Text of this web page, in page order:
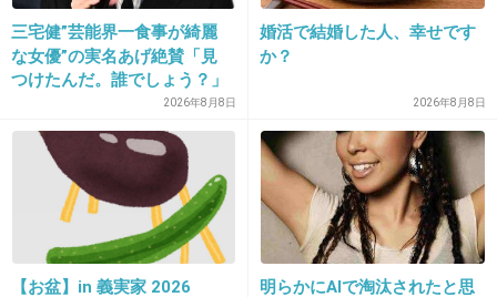
関東在住なんだけど、大阪に行くと何故かよく道聞かれる
「〇〇(聞いたことない地名)はどこですか」って時は流石に
何もできなかった
-0
2026/06/03(水) 19:19:56
出張先でよく道を聞かれるよ。関東在住だけど、京都・大
阪・福岡・札幌とか。大阪駅とかは立体的すぎて説明が難
三宅健”芸能界一食事が綺麗
な女優”の実名あげ絶賛「見
つけたんだ。誰でしょう？」
2026年8月8日
婚活で結婚した人、幸せです
か？
2026年8月8日
【お盆】in 義実家 2026 明らかにAIで淘汰されたと思